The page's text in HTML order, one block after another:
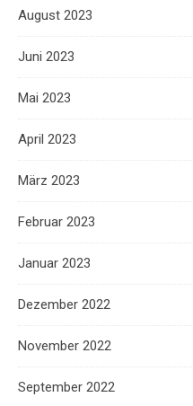
August 2023
Juni 2023
Mai 2023
April 2023
März 2023
Februar 2023
Januar 2023
Dezember 2022
November 2022
September 2022